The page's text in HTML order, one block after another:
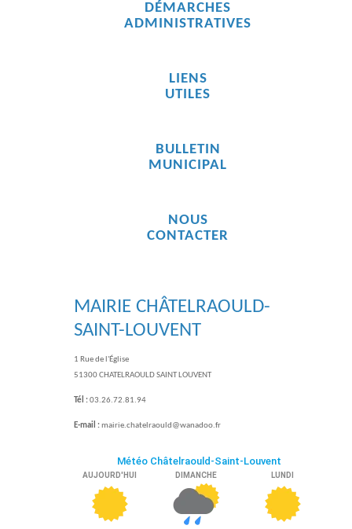
DÉMARCHES
ADMINISTRATIVES
LIENS
UTILES
BULLETIN
MUNICIPAL
NOUS
CONTACTER
MAIRIE CHÂTELRAOULD-
SAINT-LOUVENT
1 Rue de l'Église
51300 CHATELRAOULD SAINT LOUVENT
Tél :03.26.72.81.94
E-mail :mairie.chatelraould@wanadoo.fr